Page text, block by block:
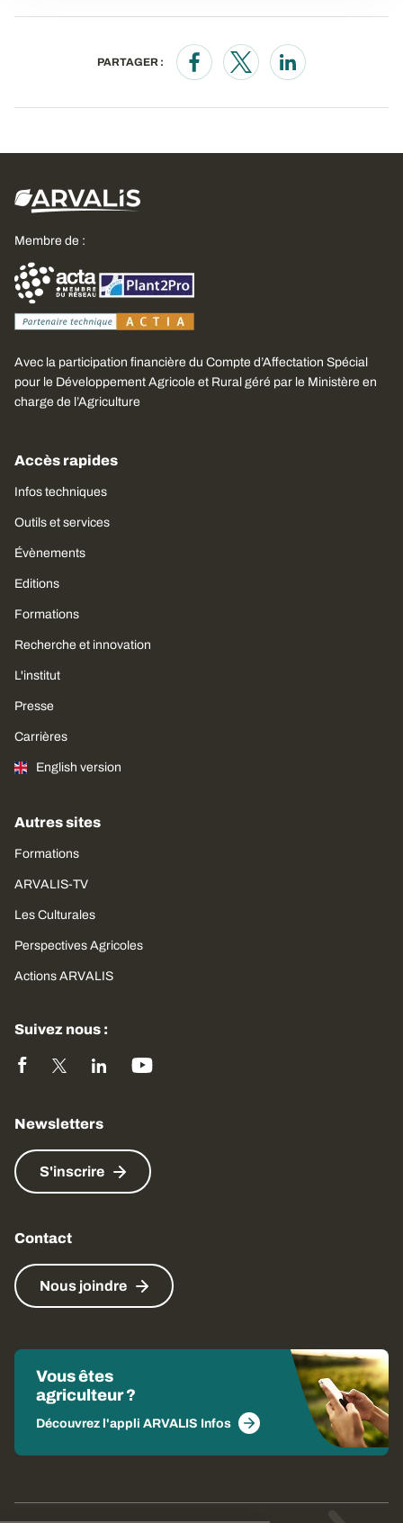
PARTAGER :
Opens in a new window
Opens in a new window
Opens in a new
Membre de :
Avec la participation financière du Compte d’Affectation Spécial
pour le Développement Agricole et Rural géré par le Ministère en
charge de l’Agriculture
Accès rapides
Infos techniques
Outils et services
Évènements
Editions
Formations
Recherche et innovation
L'institut
Presse
Carrières
English version
Autres sites
Formations
ARVALIS-TV
Les Culturales
Perspectives Agricoles
Actions ARVALIS
Suivez nous :
Newsletters
S'inscrire
Contact
Nous joindre
Vous êtes
agriculteur ?
Découvrez l'appli ARVALIS Infos